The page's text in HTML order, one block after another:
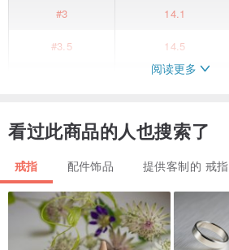
#3 14.1
#3.5 14.5
14.9
#5 15.7
#5.5 16.1
#6
#6.5 16.9
阅读更多
看过此商品的人也搜索了
戒指 配件饰品 提供客制的 戒指